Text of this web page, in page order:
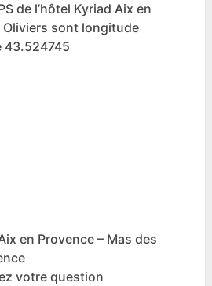
de l’hôtel Kyriad Aix en
Oliviers sont longitude
43.524745
en Provence – Mas des
votre question